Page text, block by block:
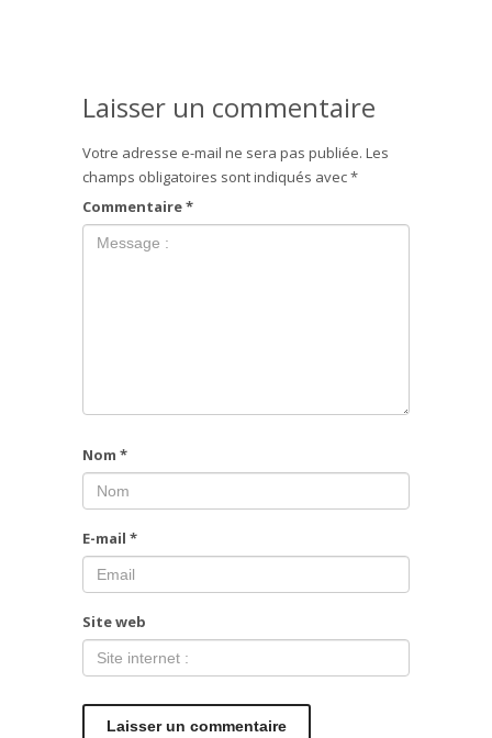
Laisser un commentaire
Votre adresse e-mail ne sera pas publiée. Les
champs obligatoires sont indiqués avec*
Commentaire*
Nom *
E-mail *
Site web